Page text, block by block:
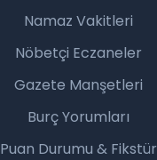
Namaz Vakitleri
Nöbetçi Eczaneler
Gazete Manşetleri
Burç Yorumları
Puan Durumu & Fikstür